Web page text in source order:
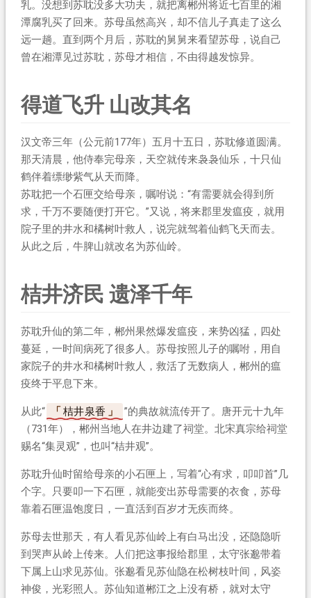
乳。没想到苏耽没多大功夫，就把离郴州将近七百里的湘
潭腐乳买了回来。苏母虽然高兴，却不信儿子真走了这么
远一趟。直到两个月后，苏耽的舅舅来看望苏母，说自己
曾在湘潭见过苏耽，苏母才相信，不由得越发惊异。
得道飞升 山改其名
汉文帝三年（公元前177年）五月十五日，苏耽修道圆满。
那天清晨，他侍奉完母亲，天空就传来袅袅仙乐，十只仙
鹤伴着缥缈紫气从天而降。
苏耽把一个石匣交给母亲，嘱咐说：“有需要就会得到所
求，千万不要随便打开它。”又说，将来郡里发瘟疫，就用
院子里的井水和橘树叶救人，说完就驾着仙鹤飞天而去。
从此之后，牛脾山就改名为苏仙岭。
桔井济民 遗泽千年
苏耽升仙的第二年，郴州果然爆发瘟疫，来势凶猛，四处
蔓延，一时间病死了很多人。苏母按照儿子的嘱咐，用自
家院子的井水和橘树叶救人，救活了无数病人，郴州的瘟
疫终于平息下来。
从此“ 桔井泉香
”的典故就流传开了。唐开元十九年
（731年），郴州当地人在井边建了祠堂。北宋真宗给祠堂
赐名“集灵观”，也叫“桔井观”。
苏耽升仙时留给母亲的小石匣上，写着“心有求，叩叩首”几
个字。只要叩一下石匣，就能变出苏母需要的衣食，苏母
靠着石匣温饱度日，一直活到百岁才无疾而终。
苏母去世那天，有人看见苏仙岭上有白马出没，还隐隐听
到哭声从岭上传来。人们把这事报给郡里，太守张邈带着
下属上山求见苏仙。张邈看见苏仙隐在松树枝叶间，风姿
神俊，光彩照人。苏仙知道郴江之上没有桥，就对太守